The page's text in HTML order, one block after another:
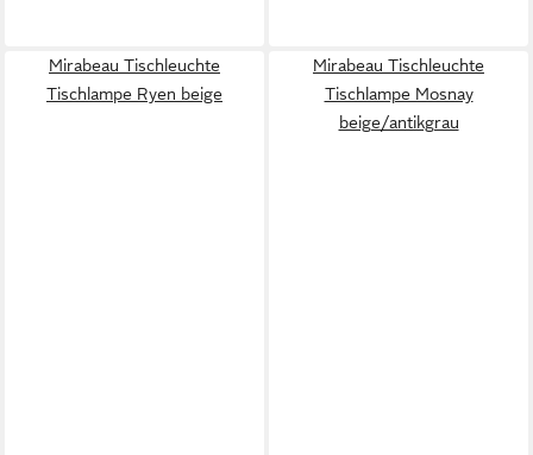
Mirabeau Tischleuchte
Tischlampe Ryen beige
Mirabeau Tischleuchte
Tischlampe Mosnay
beige/antikgrau